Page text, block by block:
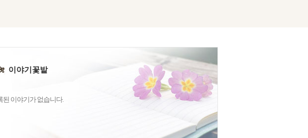
이야기꽃밭
된 이야기가 없습니다.